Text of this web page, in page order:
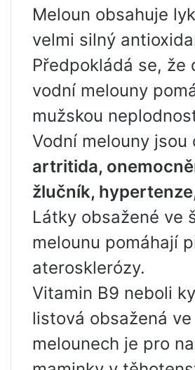
Meloun obsahuje
velmi silný
Předpokládá se, že
vodní melouny
mužskou
Vodní melouny jsou
artritida,
žlučník,
Látky obsažené ve
melounu pomáhají
aterosklerózy.
Vitamin B9 neboli
listová obsažená
melounech je pro